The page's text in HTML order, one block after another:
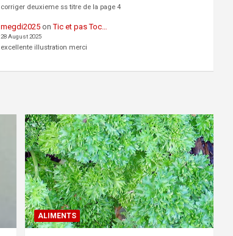
corriger deuxieme ss titre de la page 4
megdi2025onTic et pas Toc…
28 August 2025
excellente illustration merci
ALIMENTS